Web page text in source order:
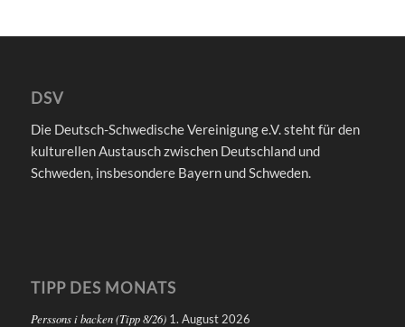
DSV
Die Deutsch-Schwedische Vereinigung e.V. steht für den
kulturellen Austausch zwischen Deutschland und
Schweden, insbesondere Bayern und Schweden.
TIPP DES MONATS
Perssons i backen (Tipp 8/26) 1. August 2026